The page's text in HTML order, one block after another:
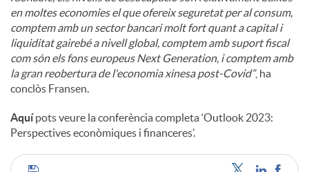
en moltes economies el que ofereix seguretat per al consum,
comptem amb un sector bancari molt fort quant a capital i
liquiditat gairebé a nivell global, comptem amb suport fiscal
com són els fons europeus Next Generation, i comptem amb
la gran reobertura de l'economia xinesa post-Covid”, ha
conclòs Fransen.
Aquípots veure la conferència completa ‘Outlook 2023:
Perspectives econòmiques i financeres’.